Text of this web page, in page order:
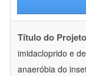
Título do
imidacloprido e
anaeróbia do